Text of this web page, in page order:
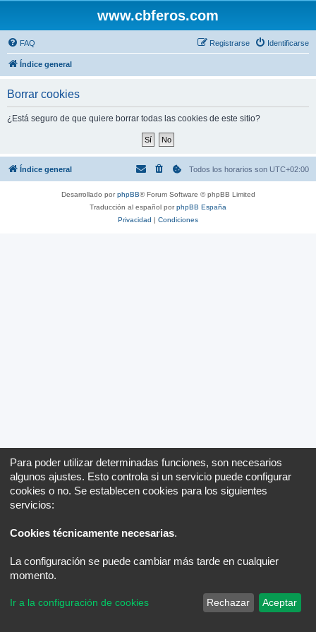
www.cbferos.com
FAQ Identificarse
Registrarse
Índice general
Borrar cookies
¿Está seguro de que quiere borrar todas las cookies de este sitio?
Índice general Todos los horarios son UTC+02:00
Desarrollado porphpBB® Forum Software © phpBB Limited
Traducción al español porphpBB España
Privacidad | Condiciones
Para poder utilizar determinadas funciones, son necesarios
algunos ajustes. Esto controla si un servicio puede configurar
cookies o no. Se establecen cookies para los siguientes
servicios:
Cookies técnicamente necesarias.
La configuración se puede cambiar más tarde en cualquier
momento.
Ir a la configuración de cookies Rechazar Aceptar